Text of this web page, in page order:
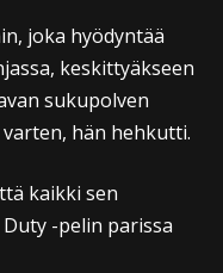
joka hyödyntää
keskittyäkseen
sukupolven
hän hehkutti.
kaikki sen
-pelin parissa